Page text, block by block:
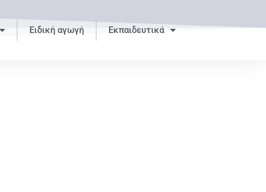
Ειδική αγωγή Εκπαιδευτικά